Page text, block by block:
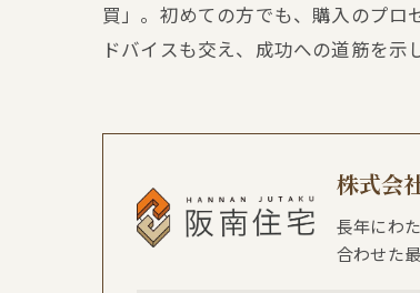
買」。初めての方でも、購入のプ
ドバイスも交え、成功への道筋を示
株式会
長年にわ
合わせた